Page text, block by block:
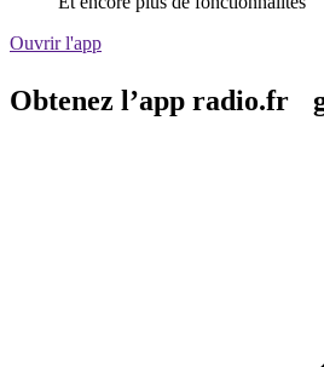
Ouvrir l'app
Obtenez l’app radio.fr